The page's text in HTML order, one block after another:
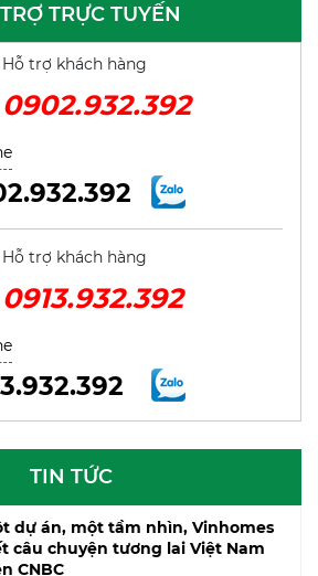
TRỰC TUYẾN
Hỗ trợ khách hàng
0902.932.392
Hỗ trợ khách hàng
0913.932.392
TIN TỨC
dự án, một tầm nhìn, Vinhomes
câu chuyện tương lai Việt Nam
CNBC